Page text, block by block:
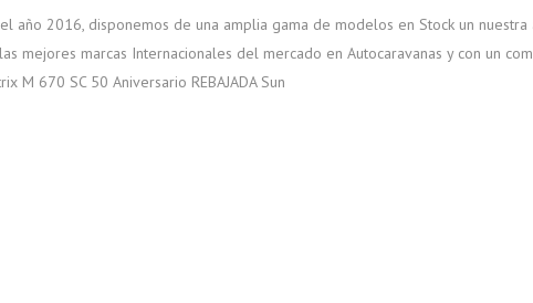
año 2016, disponemos de una amplia gama de modelos en Stock un nuestra
mejores marcas Internacionales del mercado en Autocaravanas y con un
M 670 SC 50 Aniversario REBAJADA Sun